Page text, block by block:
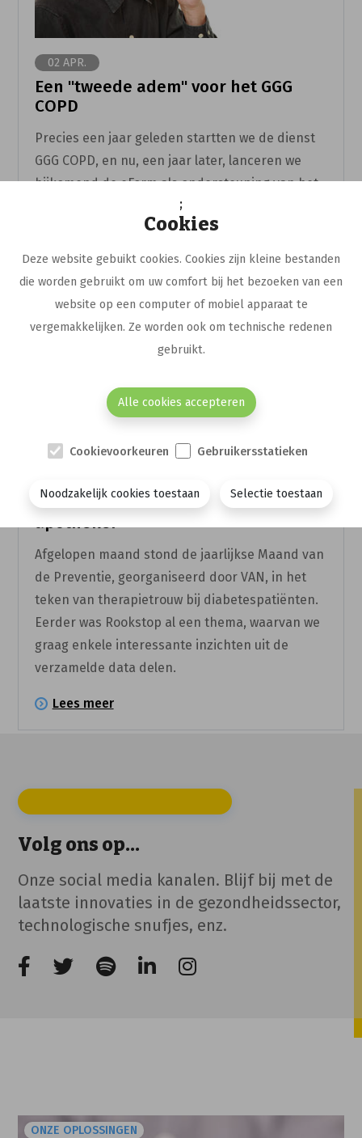
;
Cookies
Deze website gebuikt cookies. Cookies zijn kleine bestanden
die worden gebruikt om uw comfort bij het bezoeken van een
website op een computer of mobiel apparaat te
vergemakkelijken. Ze worden ook om technische redenen
gebruikt.
Alle cookies accepteren
Cookievoorkeuren Gebruikersstatieken
Noodzakelijk cookies toestaan Selectie toestaan
02 APR.
Een "tweede adem" voor het GGG
COPD
Precies een jaar geleden startten we de dienst
GGG COPD, en nu, een jaar later, lanceren we
bijkomend de eForm als ondersteuning van het
Stoppen met roken dankzij je
apotheker
Afgelopen maand stond de jaarlijkse Maand van
de Preventie, georganiseerd door VAN, in het
teken van therapietrouw bij diabetespatiënten.
Eerder was Rookstop al een thema, waarvan we
graag enkele interessante inzichten uit de
verzamelde data delen.
Lees meer
Volg ons op...
Onze social media kanalen. Blijf bij met de
laatste innovaties in de gezondheidssector,
technologische snufjes, enz.
ONZE OPLOSSINGEN